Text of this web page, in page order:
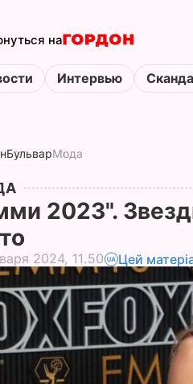
на
Интервью
БульварМода
2023".
2024, 11.50 Цей